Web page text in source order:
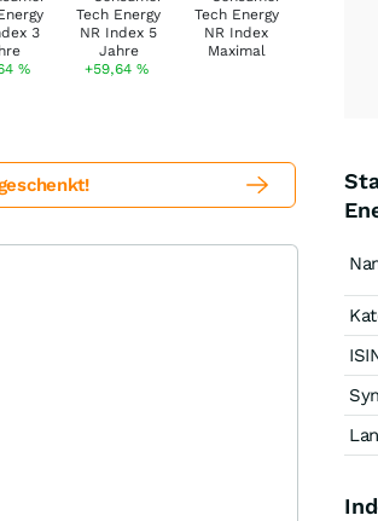
% +59,64 %